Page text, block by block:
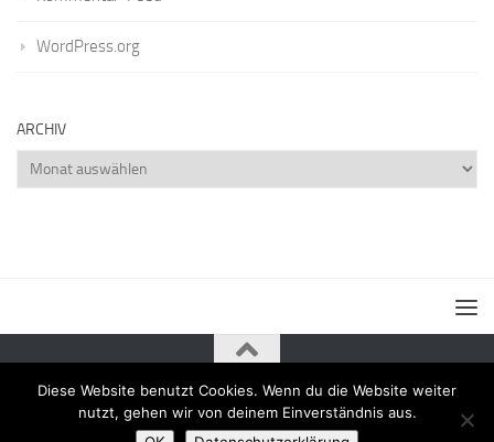
WordPress.org
ARCHIV
Archiv
Powered by - Entworfen mit dem Zu Hueman Pro wechseln
Diese Website benutzt Cookies. Wenn du die Website weiter
nutzt, gehen wir von deinem Einverständnis aus.